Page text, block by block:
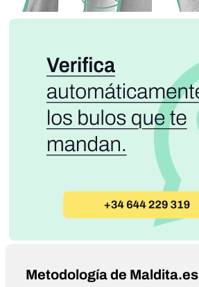
Metodología de Maldita.es